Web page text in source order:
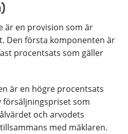
är en provision som är
Den första komponenten är
procentsats som gäller
är en högre procentsats
försäljningspriset som
och arvodets
med mäklaren.